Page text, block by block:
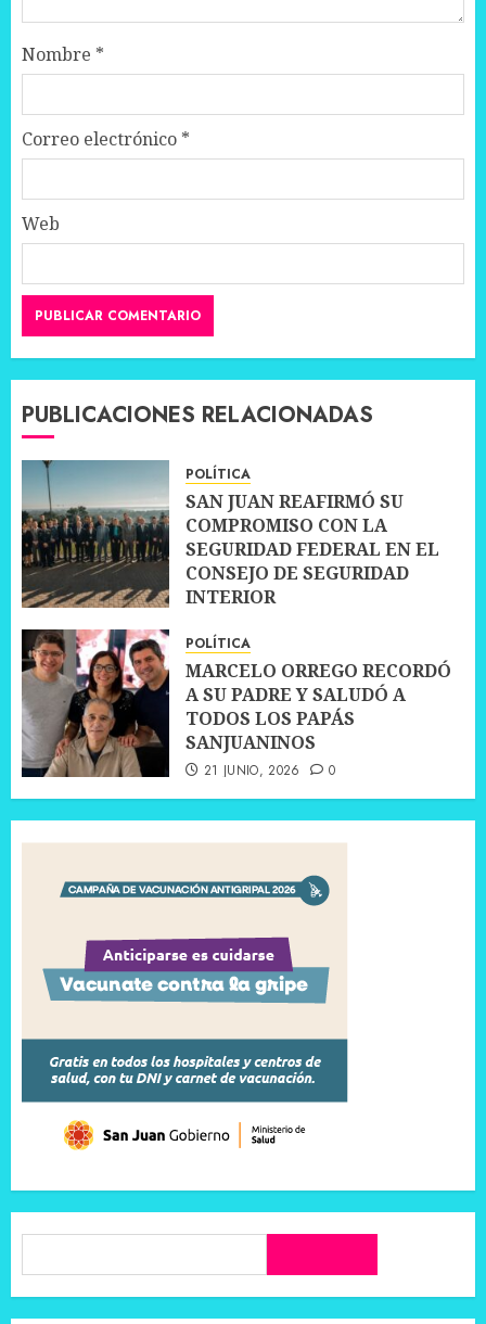
Nombre *
Correo electrónico *
Web
PUBLICACIONES RELACIONADAS
POLÍTICA
SAN JUAN REAFIRMÓ SU
COMPROMISO CON LA
SEGURIDAD FEDERAL EN EL
CONSEJO DE SEGURIDAD
INTERIOR
POLÍTICA
MARCELO ORREGO RECORDÓ
A SU PADRE Y SALUDÓ A
TODOS LOS PAPÁS
SANJUANINOS
21 JUNIO, 2026 0